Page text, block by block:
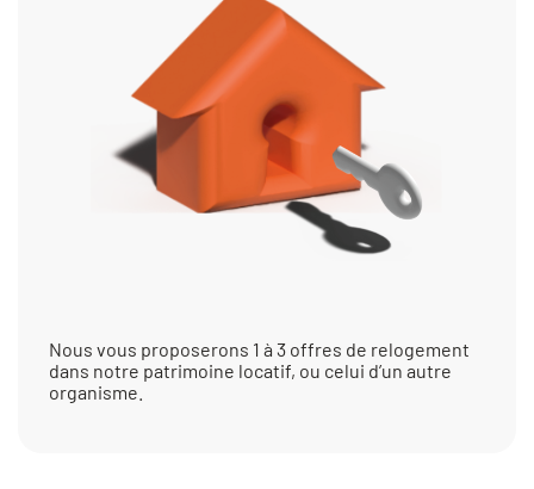
Nous vous proposerons 1 à 3 offres de relogement
dans notre patrimoine locatif, ou celui d’un autre
organisme.